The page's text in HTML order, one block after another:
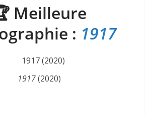
Meilleure
: 1917
1917(2020)